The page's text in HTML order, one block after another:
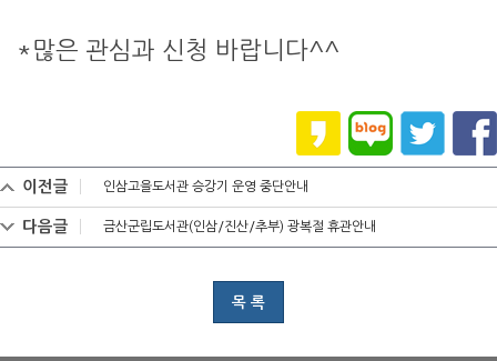
*많은 관심과 신청 바랍니다^^
이전글 인삼고을도서관 승강기 운영 중단안내
다음글 금산군립도서관(인삼/진산/추부) 광복절 휴관안내
목 록